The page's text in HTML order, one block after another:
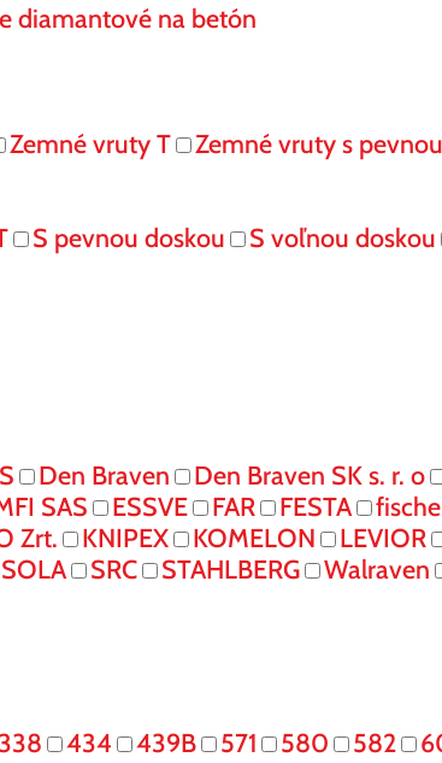
diamantové na betón
Zemné vruty T Zemné vruty s
S pevnou doskou S voľnou doskou
Den Braven Den Braven SK s. r. o
SAS ESSVE FAR FESTA
Zrt. KNIPEX KOMELON LEVIOR
SOLA SRC STAHLBERG Walraven
338 434 439B 571 580 582